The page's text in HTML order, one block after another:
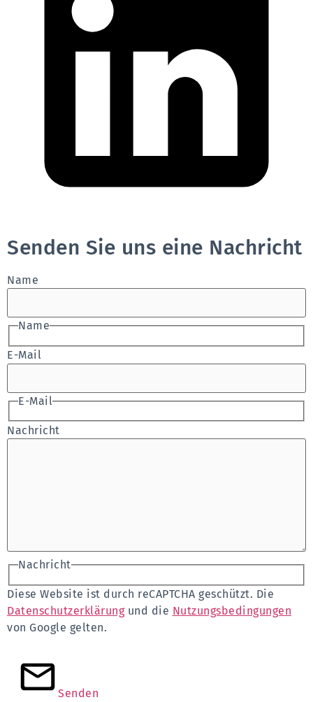
Senden Sie uns eine Nachricht
Name
Name
E-Mail
E-Mail
Nachricht
Nachricht
Diese Website ist durch reCAPTCHA geschützt. Die
Datenschutzerklärungund die Nutzungsbedingungen
von Google gelten.
Senden